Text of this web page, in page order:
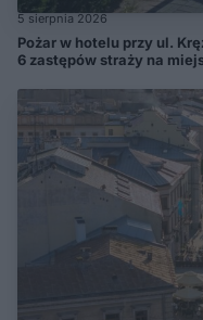
5 sierpnia 2026
Pożar w hotelu przy ul.
6 zastępów straży na